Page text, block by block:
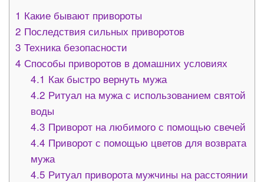
1 Какие бывают привороты
2 Последствия сильных приворотов
3 Техника безопасности
4 Способы приворотов в домашних условиях
4.1 Как быстро вернуть мужа
4.2 Ритуал на мужа с использованием святой
воды
4.3 Приворот на любимого с помощью свечей
4.4 Приворот с помощью цветов для возврата
мужа
4.5 Ритуал приворота мужчины на расстоянии